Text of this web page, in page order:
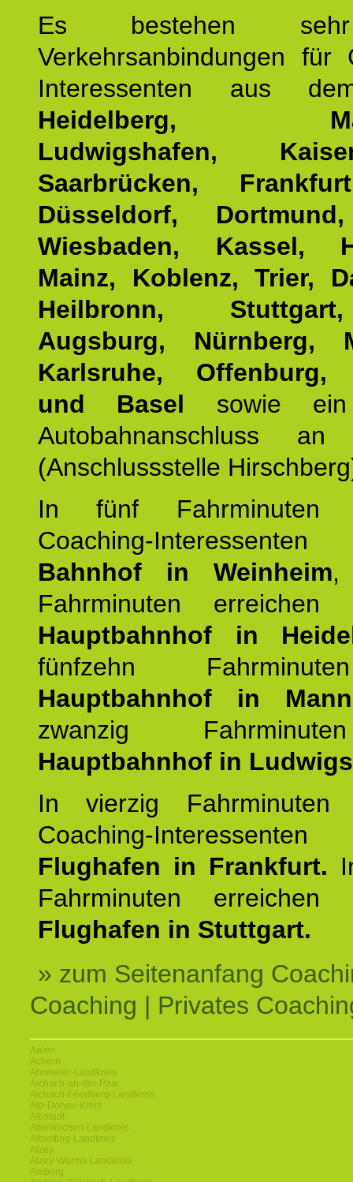
Es bestehen
Verkehrsanbindungen für
Interessenten aus
Heidelberg,
Ludwigshafen,
Saarbrücken,
Düsseldorf,
Wiesbaden, Kassel,
Mainz, Koblenz, Trier,
Heilbronn,
Augsburg, Nürnberg,
Karlsruhe, Offenburg,
und Basel sowie ein
Autobahnanschluss
(Anschlussstelle
In fünf Fahrminuten
Coaching-
Bahnhof in Weinheim,
Fahrminuten
Hauptbahnhof in
fünfzehn
Hauptbahnhof in
zwanzig
Hauptbahnhof in
In vierzig Fahrminuten
Coaching-
Flughafen in Frankfurt.
Fahrminuten
Flughafen in Stuttgart.
» zum Seitenanfang
Coaching | Privates
Aalen
Achern
Ahrweiler-Landkreis
Aichach-an-der-Paar
Aichach-Friedberg-Landkreis
Alb-Donau-Kreis
Albstadt
Altenkirchen-Landkreis
Altoetting-Landkreis
Alzey
Alzey-Worms-Landkreis
Amberg